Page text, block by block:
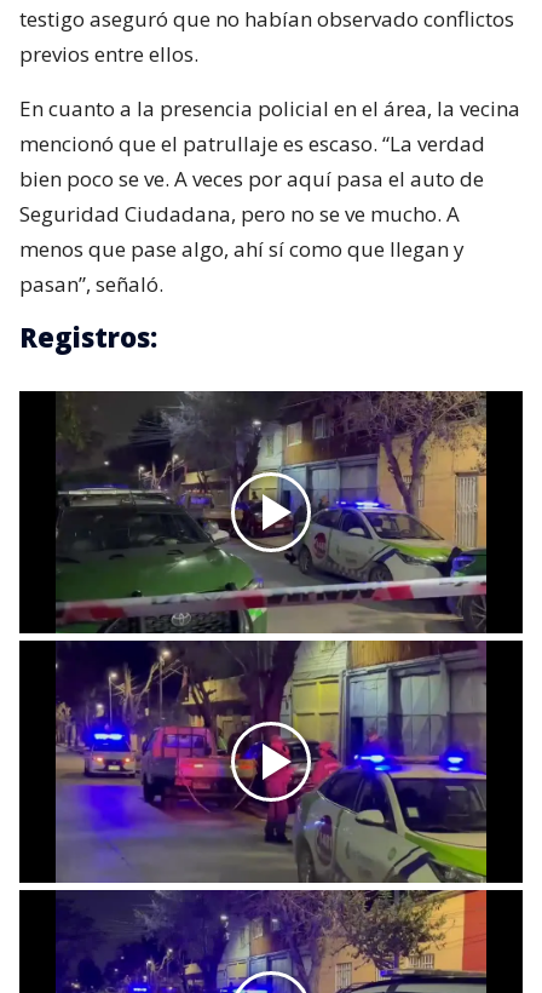
testigo aseguró que no habían observado conflictos
previos entre ellos.
En cuanto a la presencia policial en el área, la vecina
mencionó que el patrullaje es escaso. “La verdad
bien poco se ve. A veces por aquí pasa el auto de
Seguridad Ciudadana, pero no se ve mucho. A
menos que pase algo, ahí sí como que llegan y
pasan”, señaló.
Registros: